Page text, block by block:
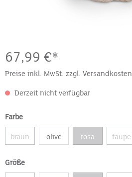
67,99 €*
Preise inkl. MwSt. zzgl. Versandkosten
Derzeit nicht verfügbar
Farbe
braun olive rosa taupe
Größe